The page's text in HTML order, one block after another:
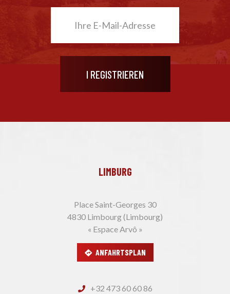
LIMBURG
Place Saint-Georges 30
4830 Limbourg (Limbourg)
« Espace Arvô »
ANFAHRTSPLAN
+32 473 60 60 86